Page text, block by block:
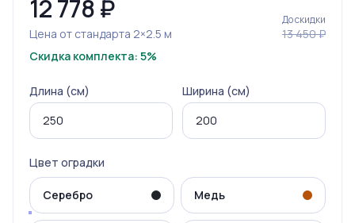
12 778₽
Цена от стандарта 2×2.5 м
До скидки
13 450 ₽
Скидка комплекта: 5%
Длина (см) Ширина (см)
Цвет оградки
Серебро Медь